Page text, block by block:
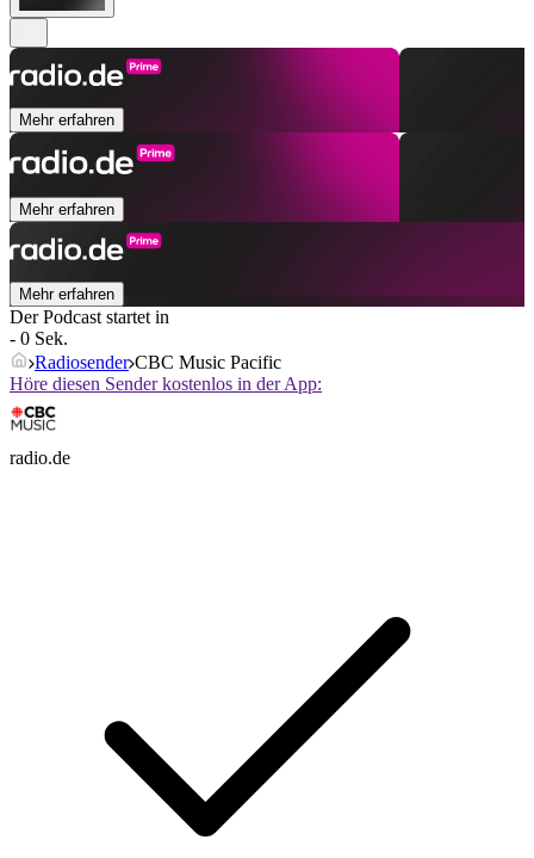
Mehr erfahren
Mehr erfahren
Mehr erfahren
Der Podcast startet in
- 0 Sek.
Radiosender CBC Music Pacific
Höre diesen Sender kostenlos in der App:
radio.de